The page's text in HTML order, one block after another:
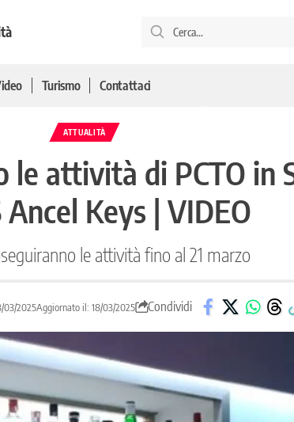
Turismo Contattaci
ATTUALITÀ
le attività di PCTO in
Ancel Keys | VIDEO
le attività fino al 21 marzo
03/2025Aggiornato il: 18/03/2025 Condividi